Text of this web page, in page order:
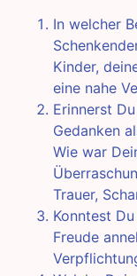
In welcher
Kinder,
eine nahe
Erinnerst
Gedanken
Wie war
Trauer,
Konntest
Freude